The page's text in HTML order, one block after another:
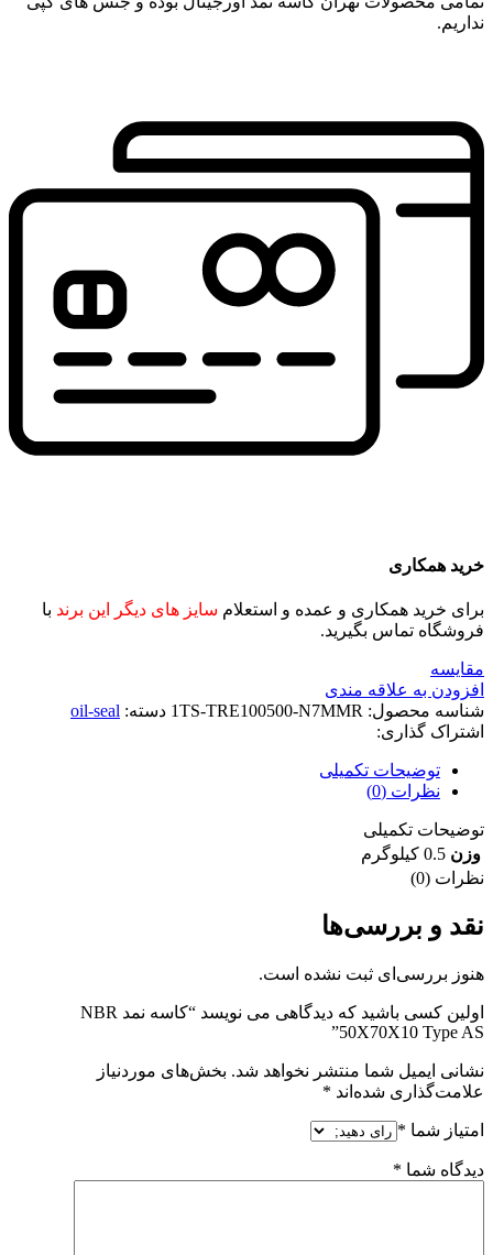
نداریم.
خرید همکاری
برای خرید همکاری و عمده و استعلام سایز های دیگر این برند با
فروشگاه تماس بگیرید.
مقايسه
افزودن به علاقه مندی
شناسه محصول: 1TS-TRE100500-N7MMR دسته: oil-seal
اشتراک گذاری:
توضیحات تکمیلی
نظرات (0)
توضیحات تکمیلی
وزن 0.5 کیلوگرم
نظرات (0)
نقد و بررسی‌ها
هنوز بررسی‌ای ثبت نشده است.
اولین کسی باشید که دیدگاهی می نویسد “کاسه نمد NBR
50X70X10 Type AS”
نشانی ایمیل شما منتشر نخواهد شد. بخش‌های موردنیاز
علامت‌گذاری شده‌اند *
امتیاز شما *
دیدگاه شما *